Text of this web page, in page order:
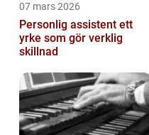
07 mars 2026
Personlig assistent ett
yrke som gör verklig
skillnad